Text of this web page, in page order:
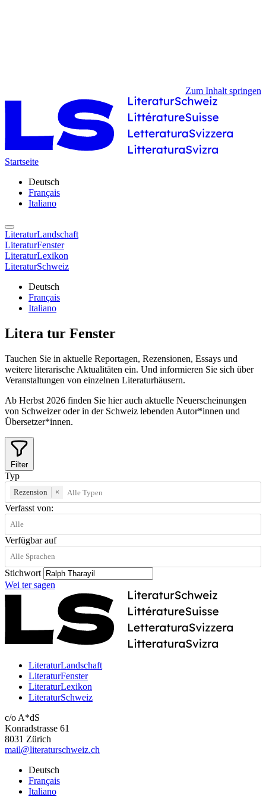
Zum Inhalt springen
Startseite
Deutsch
Français
Italiano
LiteraturLandschaft
LiteraturFenster
LiteraturLexikon
LiteraturSchweiz
Deutsch
Français
Italiano
Litera tur Fenster
Tauchen Sie in aktuelle Reportagen, Rezensionen, Essays und
weitere literarische Aktualitäten ein. Und informieren Sie sich über
Veranstaltungen von einzelnen Literaturhäusern.
Ab Herbst 2026 finden Sie hier auch aktuelle Neuerscheinungen
von Schweizer oder in der Schweiz lebenden Autor*innen und
Übersetzer*innen.
Filter
Typ
Rezension ×
Verfasst von:
Verfügbar auf
Stichwort
Wei ter sagen
LiteraturLandschaft
LiteraturFenster
LiteraturLexikon
LiteraturSchweiz
c/o A*dS
Konradstrasse 61
8031 Zürich
mail@literaturschweiz.ch
Deutsch
Français
Italiano